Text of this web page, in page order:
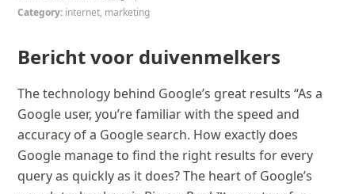
Category: internet, marketing
Bericht voor duivenmelkers
The technology behind Google’s great results “As a
Google user, you’re familiar with the speed and
accuracy of a Google search. How exactly does
Google manage to find the right results for every
query as quickly as it does? The heart of Google’s